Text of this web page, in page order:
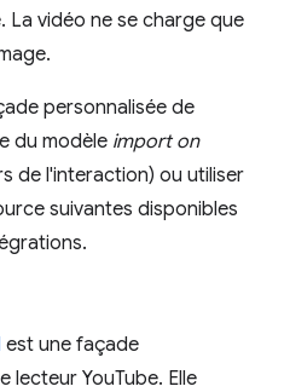
vidéo ne se charge que
personnalisée de
du modèle import on
de l'interaction) ou utiliser
suivantes disponibles
est une façade
lecteur YouTube. Elle